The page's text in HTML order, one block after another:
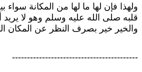
فإن لها ما لها من المكانة سواء
صلى الله عليه وسلم وهو لا يريد
خير بصرف النظر عن المكان